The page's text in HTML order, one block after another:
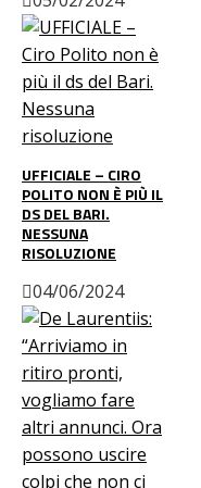
UFFICIALE – CIRO
POLITO NON È PIÙ IL
DS DEL BARI.
NESSUNA
RISOLUZIONE
04/06/2024